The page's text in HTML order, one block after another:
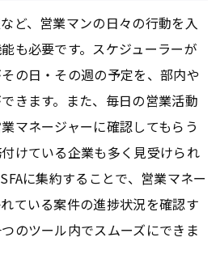
ど、営業マンの日々の行動を入
も必要です。スケジューラーが
の日・その週の予定を、部内や
きます。また、毎日の営業活動
マネージャーに確認してもらう
けている企業も多く見受けられ
に集約することで、営業マネー
ている案件の進捗状況を確認す
のツール内でスムーズにできま